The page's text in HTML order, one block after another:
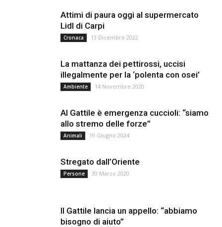
Attimi di paura oggi al supermercato
Lidl di Carpi
Cronaca 13 Dicembre 2022
La mattanza dei pettirossi, uccisi
illegalmente per la ‘polenta con osei’
Ambiente 14 Novembre 2020
Al Gattile è emergenza cuccioli: “siamo
allo stremo delle forze”
Animali 19 Giugno 2024
Stregato dall’Oriente
Persone 30 Marzo 2020
Il Gattile lancia un appello: “abbiamo
bisogno di aiuto”